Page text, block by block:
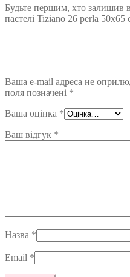
Будьте першим, хто залишив
пастелі Tiziano 26 perla 50х65
Ваша e-mail адреса не
поля позначені *
Ваша оцінка *
Ваш відгук *
Назва *
Email *